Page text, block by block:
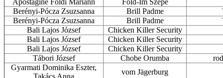
Berényi-Pócza Zsuzsanna
Brill Padme
Berényi-Pócza Zsuzsanna
Brill Padme
Bali Lajos József
Chicken Killer Security
Bali Lajos József
Chicken Killer Security
Bali Lajos József
Chicken Killer Security
Tábori József
Chobe Orumba
Gyarmati Dominika Eszter,
Takács Anna
vom Jägerburg